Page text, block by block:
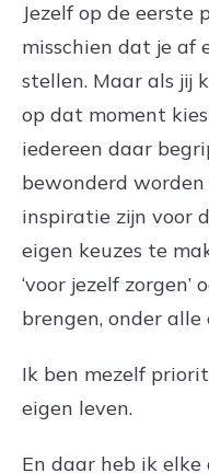
Jezelf op de
misschien dat je af
stellen. Maar als jij
op dat moment
iedereen daar
bewonderd worden
inspiratie zijn voor
eigen keuzes te
‘voor jezelf
brengen, onder
Ik ben mezelf
eigen leven.
En daar heb ik